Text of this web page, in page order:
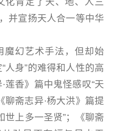
并宣扬天人合一等中华
魔幻艺术手法，但却始
人身”的难得和人性的高
莲香》篇中鬼怪感叹“天
聊斋志异·杨大洪》篇提
世上多一圣贤”；《聊斋